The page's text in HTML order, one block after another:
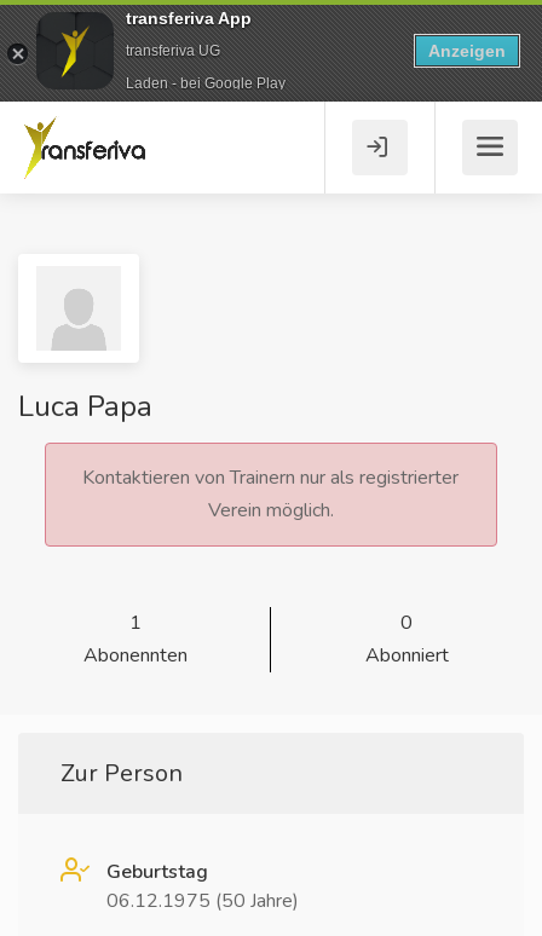
Luca Papa
Kontaktieren von Trainern nur als registrierter
Verein möglich.
1
Abonennten
0
Abonniert
Zur Person
Geburtstag
06.12.1975 (50 Jahre)
transferiva App
transferiva UG
Laden - bei Google Play
Anzeigen